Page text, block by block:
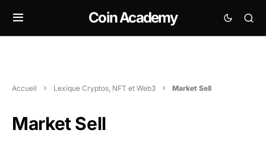
Coin Academy
Accueil Lexique Cryptos, NFT et Web3 Market Sell
Market Sell